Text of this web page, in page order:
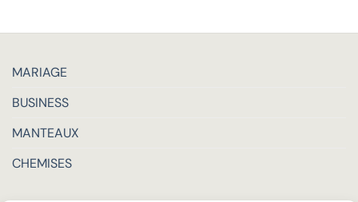
MARIAGE
BUSINESS
MANTEAUX
CHEMISES